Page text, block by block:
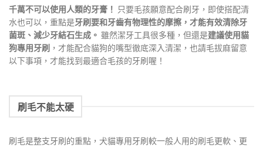
千萬不可以使用人類的牙膏！ 只要毛孩願意配合刷牙，即使搭配清
水也可以，重點是牙刷要和牙齒有物理性的摩擦，才能有效清除牙
菌斑、減少牙結石生成。 雖然潔牙工具很多種，但還是建議使用貓
狗專用牙刷 ，才能配合貓狗的嘴型徹底深入清潔，也請毛拔麻留意
以下事項，才能找到最適合毛孩的牙刷喔！
刷毛不能太硬
刷毛是整支牙刷的重點，犬貓專用牙刷較一般人用的刷毛更軟、更